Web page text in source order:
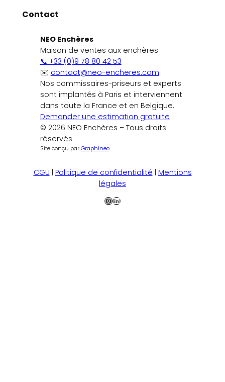
Contact
NEO Enchères
Maison de ventes aux enchères
📞 +33 (0)9 78 80 42 53
✉️ contact@neo-encheres.com
Nos commissaires-priseurs et experts
sont implantés à Paris et interviennent
dans toute la France et en Belgique.
Demander une estimation gratuite
© 2026 NEO Enchères – Tous droits
réservés
Site conçu parGraphineo
CGU | Politique de confidentialité | Mentions
légales
Instagram
LinkedIn